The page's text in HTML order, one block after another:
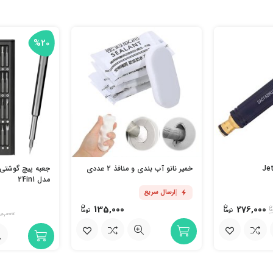
276,000
خمیر نانو آب بندی و منافذ 2 عددی
ارسال سریع
135,000
%20
جعبه پیچ
مدل 24in1